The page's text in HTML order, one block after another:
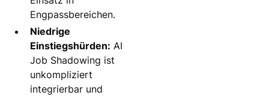
Engpassbereichen.
Niedrige
Einstiegshürden: AI
Job Shadowing ist
unkompliziert
integrierbar und